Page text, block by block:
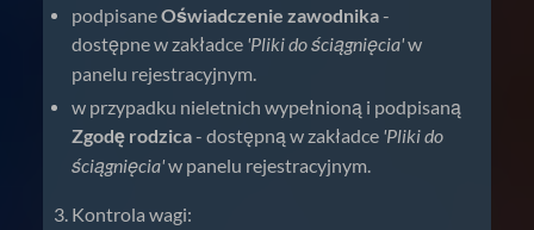
podpisaneOświadczenie zawodnika-
dostępne w zakładce 'Pliki do ściągnięcia'w
panelu rejestracyjnym.
w przypadku nieletnich wypełnioną i podpisaną
Zgodę rodzica- dostępną w zakładce 'Pliki do
ściągnięcia'w panelu rejestracyjnym.
Kontrola wagi: